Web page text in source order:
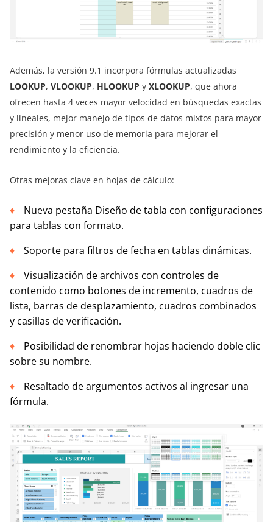
Además, la versión 9.1 incorpora fórmulas actualizadas
LOOKUP, VLOOKUP, HLOOKUP y XLOOKUP, que ahora
ofrecen hasta 4 veces mayor velocidad en búsquedas exactas
y lineales, mejor manejo de tipos de datos mixtos para mayor
precisión y menor uso de memoria para mejorar el
rendimiento y la eficiencia.
Otras mejoras clave en hojas de cálculo:
Nueva pestaña Diseño de tabla con configuraciones
para tablas con formato.
Soporte para filtros de fecha en tablas dinámicas.
Visualización de archivos con controles de
contenido como botones de incremento, cuadros de
lista, barras de desplazamiento, cuadros combinados
y casillas de verificación.
Posibilidad de renombrar hojas haciendo doble clic
sobre su nombre.
Resaltado de argumentos activos al ingresar una
fórmula.